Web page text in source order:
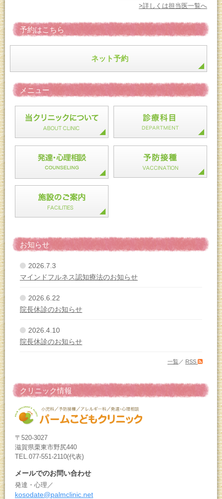
>詳しくは担当医一覧へ
予約はこちら
ネット予約
メニュー
お知らせ
2026.7.3
マインドフルネス認知療法のお知らせ
2026.6.22
院長休診のお知らせ
2026.4.10
院長休診のお知らせ
一覧 ／ RSS
クリニック情報
〒520-3027
滋賀県栗東市野尻440
TEL.077-551-2110(代表)
メールでのお問い合わせ
発達・心理／
kosodate@palmclinic.net